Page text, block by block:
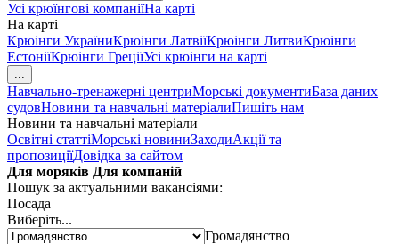
Усі крюїнгові компаніїНа карті
На карті
Крюінги УкраїниКрюінги ЛатвіїКрюінги ЛитвиКрюінги
ЕстоніїКрюінги ГреціїУсі крюінги на карті
...
Навчально-тренажерні центриМорські документиБаза даних
судовНовини та навчальні матеріалиПишіть нам
Новини та навчальні матеріали
Освітні статтіМорські новиниЗаходиАкції та
пропозиціїДовідка за сайтом
Для моряків Для компаній
Пошук за актуальними вакансіями:
Посада
Виберіть...
Громадянство